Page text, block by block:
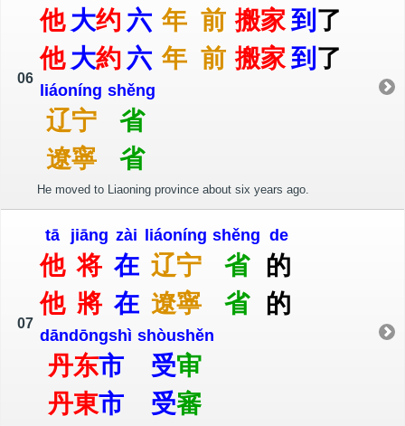
06
他
他
大约
大約
六
六
年
年
前
前
搬家
搬家
到 了
到 了
liáoníng
辽宁
遼寧
shěng
省
省
He moved to Liaoning province about six years ago.
07
tā
他
他
jiāng
将
將
zài
在
在
liáoníng
辽宁
遼寧
shěng
省
省
de
的
的
dāndōngshì
丹东市
丹東市
shòushěn
受审
受審